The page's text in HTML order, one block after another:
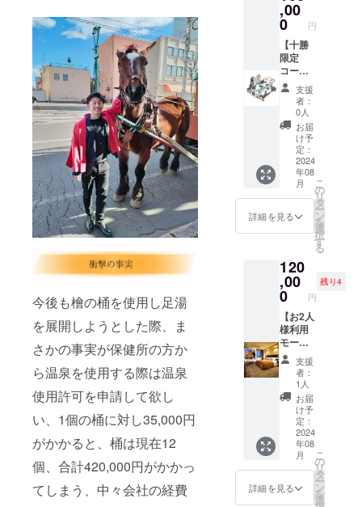
今後も檜の桶を使用し足湯
を展開しようとした際、ま
さかの事実が保健所の方か
ら温泉を使用する際は温泉
使用許可を申請して欲し
い、1個の桶に対し35,000円
がかかると、桶は現在12
個、合計420,000円がかかっ
てしまう、中々会社の経費
食事処
でお風
呂上が
りの至
福のひ
と時を
下記メ
ニュー
から当
日お好
きなお
料理を
お選び
頂けま
す。 -メ
ニュー-
・焼魚
ト ・
サーロ
イン
カット
ステー
キ定食
・黒豚
トンカ
ツ定食
・パス
タセッ
用時の
予約方
法 : ご
予約は
プロ
ジェク
わせて
「和
食」
「洋
食」
「中華
粥」
「コン
チネン
タル」
の4種類
からお
選びい
ただけ
ます。
十勝清
水町あ
すなろ
ファー
直送牛
乳や音
更町更
葉園産
十勝大
豆の納
豆な
ど、地
元の食
材を取
り揃え
ビュッ
フェ
コー
ナーも
ござい
ます。
■-ご夕
有効期
限は裏
面の日
付から5
年以内
とさせ
ていた
だきま
す。 ■-
ご朝食-
■ その
日の気
分に合
わせて
「和
食」
「洋
食」
「中華
「コン
チネン
タル」
の4種類
からお
選びい
ただけ
ます。
十勝清
水町あ
すなろ
ファー
ミング
直送牛
乳や音
更町更
葉園産
十勝大
豆の納
ポート
には必
ずお名
前をご
記入く
ださ
い。 ・
入浴券
をフロ
ント ス
タッフ
にお見
せ下さ
い。 ・
パス
ポート
お持ち
の方は
15:00～
10:00ま
でご入
浴可能
です。
※10:00
～15:00
は温泉
清掃の
ためご
利用で
きませ
ん。 ※
記名ご
本人様
のみご
利用に
なれま
す。 ※
有効期
業・団
体・個
人のバ
ナーを
お入れ
しま
す。 ・
ふく井
ホテル
日帰り
入浴券
50枚
75,000
円分に
相当
（入浴
料1,500
円×50回
分) 更に
ホテル
にて行
われる
除幕式
のテー
プカッ
トを担
当して
いただ
きま
す。 ※
制作済
みの広
告デー
タを入
稿いた
しま
す。 ※
こちら
,00
0 円
【十勝
限定
コース
1日間＋
除幕式
テープ
カット
付き＋
日帰り
入浴券
50枚】
（内
容） ・
２日間
移動式
天然
足湯を
お持ち
し、癒
しをお
届けい
たしま
す。 更
にふく
井ホテ
ルにて
行われ
る除幕
式の
テープ
カット
を担当
してい
ただき
ます。
支援
者：
0人
お届
け予
定：
2024
年08
月
詳細を見る
こ
の
リ
タ
ー
ン
を
選
択
す
る
120
,00
0 円
残り4
【お2人
様利用
モール
温泉風
呂付き
客室
（牛鍋
会席）
２食付
き宿泊
券＋友
人に渡
せる入
浴券60
枚付
支援
者：
1人
お届
け予
定：
2024
年08
月
詳細を見る
こ
の
リ
タ
ー
ン
を
選